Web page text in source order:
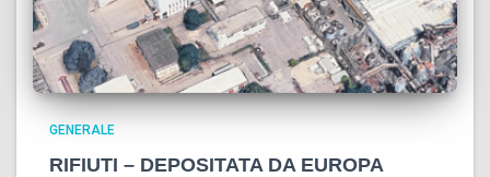
GENERALE
RIFIUTI – DEPOSITATA DA EUROPA